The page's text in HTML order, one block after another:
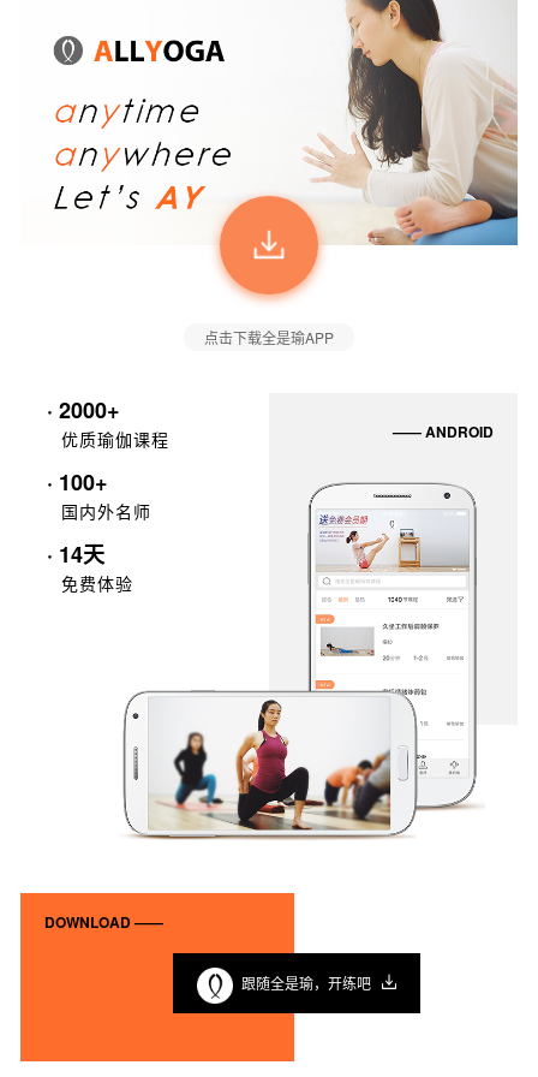
点击下载全是瑜APP
· 2000+
优质瑜伽课程
· 100+
国内外名师
· 14天
免费体验
—— ANDROID
DOWNLOAD ——
跟随全是瑜，开练吧